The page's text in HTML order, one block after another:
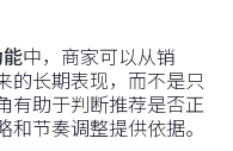
中，商家可以从销
的长期表现，而不是只
有助于判断推荐是否正
节奏调整提供依据。